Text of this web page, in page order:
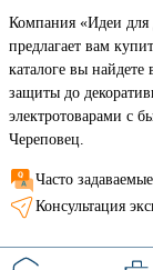
Компания «Идеи для
предлагает вам
каталоге вы найдете
защиты до
электротоварами с
Череповец.
Часто
Консультация